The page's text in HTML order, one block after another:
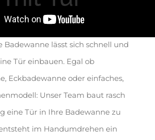
Badewanne lässt sich schnell und
Tür einbauen. Egal ob
Eckbadewanne oder einfaches,
Unser Team baut rasch
eine Tür in Ihre Badewanne zu
im Handumdrehen ein